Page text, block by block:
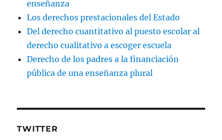
enseñanza
Los derechos prestacionales del Estado
Del derecho cuantitativo al puesto escolar al
derecho cualitativo a escoger escuela
Derecho de los padres a la financiación
pública de una enseñanza plural
TWITTER